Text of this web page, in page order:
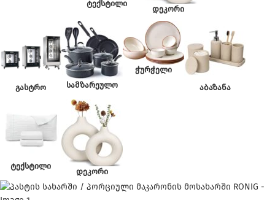
ᲢᲔᲥᲡᲢᲘᲚᲘ
ᲓᲔᲙᲝᲠᲘ
ᲒᲐᲡᲢᲠᲝ ᲡᲐᲛᲖᲐᲠᲔᲣᲚᲝ
ᲭᲣᲠᲭᲔᲚᲘ
ᲐᲑᲐᲖᲐᲜᲐ
ᲢᲔᲥᲡᲢᲘᲚᲘ
ᲓᲔᲙᲝᲠᲘ